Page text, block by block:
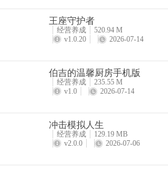
王座守护者
经营养成
520.94 M
v1.0.20
2026-07-14
伯吉的温馨厨房手机版
经营养成
235.55 M
v1.0
2026-07-14
冲击模拟人生
经营养成
129.19 MB
v2.0.0
2026-07-06